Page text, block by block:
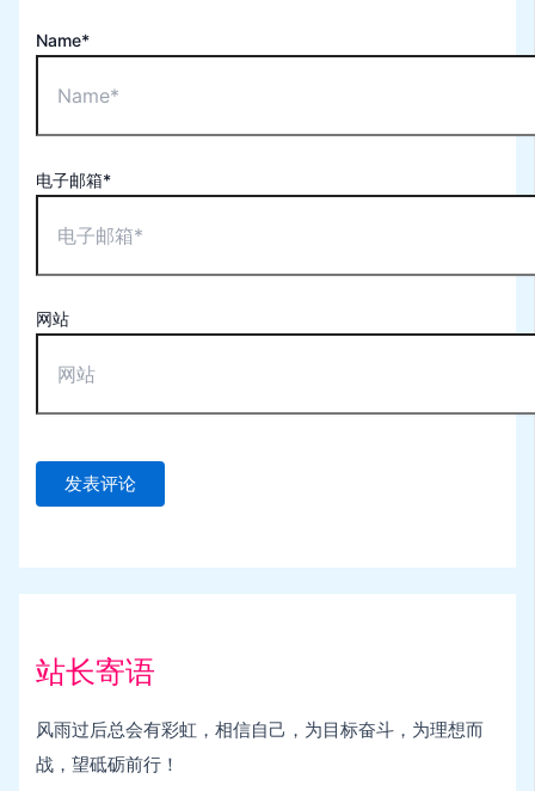
Name*
电子邮箱*
网站
站长寄语
风雨过后总会有彩虹，相信自己，为目标奋斗，为理想而
战，望砥砺前行！